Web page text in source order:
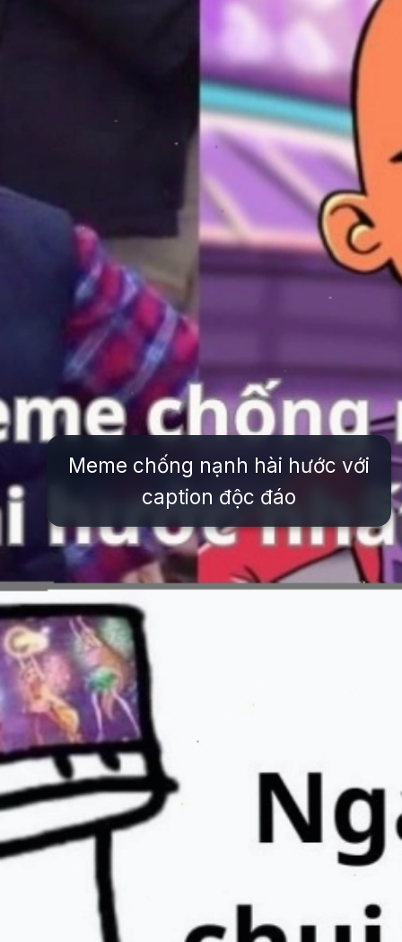
Meme chống nạnh hài hước với
caption độc đáo
Đang mởhttps://issiloo.edu.vn/meme-vn